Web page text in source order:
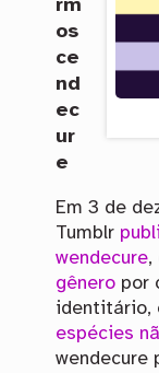
rm
os
ce
nd
ec
ur
e
Em 3 de
Tumblr
wendecure,
gêneropor
identitário,
espécies
wendecure